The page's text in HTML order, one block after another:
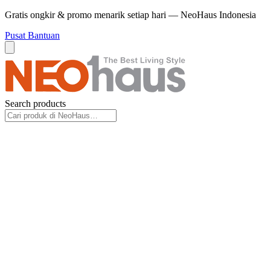
Gratis ongkir & promo menarik setiap hari — NeoHaus Indonesia
Pusat Bantuan
Search products